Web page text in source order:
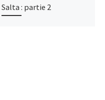
Salta : partie 2